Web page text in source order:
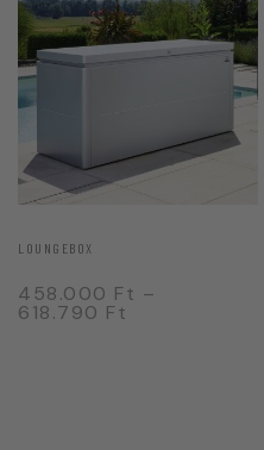
LOUNGEBOX
458.000 Ft –
618.790 Ft